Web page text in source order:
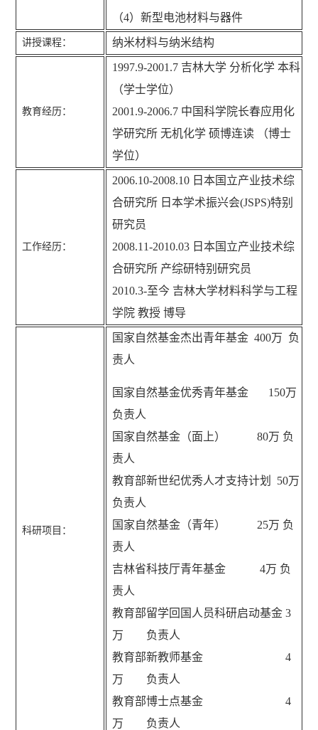
（4）新型电池材料与器件
讲授课程： 纳米材料与纳米结构
教育经历：
1997.9-2001.7 吉林大学 分析化学 本科
（学士学位）
2001.9-2006.7 中国科学院长春应用化
学研究所 无机化学 硕博连读 （博士
学位）
工作经历：
2006.10-2008.10 日本国立产业技术综
合研究所 日本学术振兴会(JSPS)特别
研究员
2008.11-2010.03 日本国立产业技术综
合研究所 产综研特别研究员
2010.3-至今 吉林大学材料科学与工程
学院 教授 博导
科研项目：
国家自然基金杰出青年基金 400万 负
责人
国家自然基金优秀青年基金 150万
负责人
国家自然基金（面上） 80万 负
责人
教育部新世纪优秀人才支持计划 50万
负责人
国家自然基金（青年） 25万 负
责人
吉林省科技厅青年基金 4万 负
责人
教育部留学回国人员科研启动基金 3
万 负责人
教育部新教师基金 4
万 负责人
教育部博士点基金 4
万 负责人